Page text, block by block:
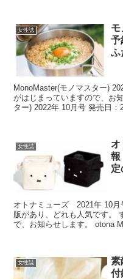
女性誌
予
ふ
MonoMaster(モノマスター)
がはじまっていますので、お
ター) 2022年 10月号 発売日
女性誌
定
オトナミューズ 2021年 10月
版があり、どれも人気です。
で、お知らせします。 otona
女性誌
素
付